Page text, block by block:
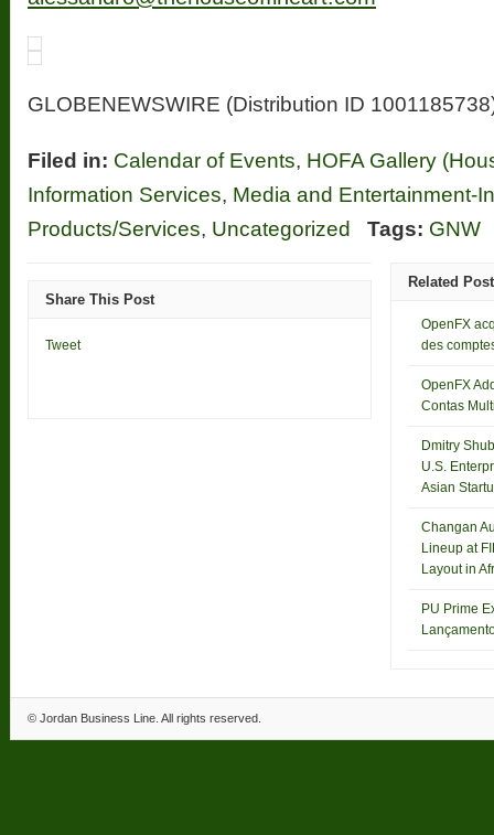
GLOBENEWSWIRE (Distribution ID
Filed in: Calendar of Events, HOFA Gallery
Information Services, Media and Entertainment-
Products/Services, Uncategorized Tags: GNW
Share This Post
Tweet
Related
OpenFX
des
OpenFX
Contas
Dmitry
U.S.
Asian
Changan
Lineup at
Layout in
PU Prime
© Jordan Business Line . All rights reserved.